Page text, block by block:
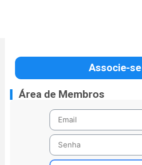
Associe-se
Área de Membros